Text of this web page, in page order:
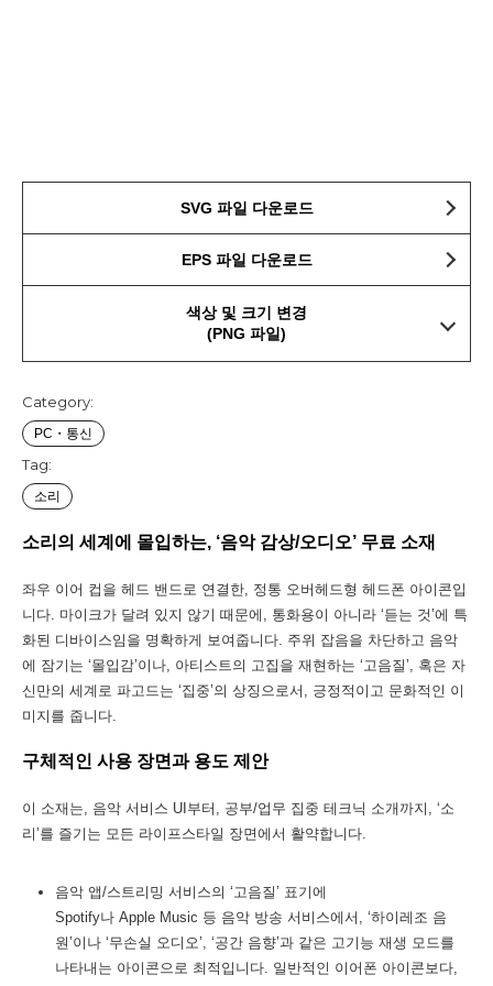
SVG 파일 다운로드
EPS 파일 다운로드
색상 및 크기 변경
(PNG 파일)
Category:
PC・통신
Tag:
소리
소리의 세계에 몰입하는, ‘음악 감상/오디오’ 무료 소재
좌우 이어 컵을 헤드 밴드로 연결한, 정통 오버헤드형 헤드폰 아이콘입
니다. 마이크가 달려 있지 않기 때문에, 통화용이 아니라 ‘듣는 것’에 특
화된 디바이스임을 명확하게 보여줍니다. 주위 잡음을 차단하고 음악
에 잠기는 ‘몰입감’이나, 아티스트의 고집을 재현하는 ‘고음질’, 혹은 자
신만의 세계로 파고드는 ‘집중’의 상징으로서, 긍정적이고 문화적인 이
미지를 줍니다.
구체적인 사용 장면과 용도 제안
이 소재는, 음악 서비스 UI부터, 공부/업무 집중 테크닉 소개까지, ‘소
리’를 즐기는 모든 라이프스타일 장면에서 활약합니다.
음악 앱/스트리밍 서비스의 ‘고음질’ 표기에
Spotify나 Apple Music 등 음악 방송 서비스에서, ‘하이레조 음
원’이나 ‘무손실 오디오’, ‘공간 음향’과 같은 고기능 재생 모드를
나타내는 아이콘으로 최적입니다. 일반적인 이어폰 아이콘보다,